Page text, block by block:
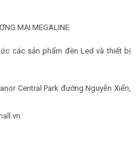
MẠI MEGALINE
các sản phẩm đèn Led và thiết bị
Central Park đường Nguyễn Xiển,